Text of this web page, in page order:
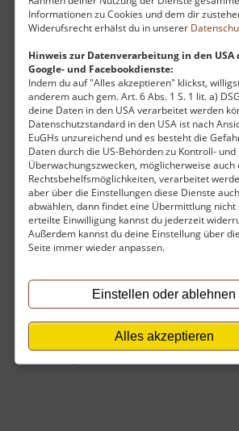
Informationen zu Cookies und dem dir
Widerufsrecht erhälst du in unserer
Hinweis zur Datenverarbeitung in den USA
Google- und Facebookdienste:
Indem du auf "Alles akzeptieren" klickst,
anderem auch gem. Art. 6 Abs. 1 S. 1 lit. a)
deine Daten in den USA verarbeitet werden
Datenschutzstandard in den USA ist nach
EuGHs unzureichend und es besteht die
Daten durch die US-Behörden zu Kontroll- und
Überwachungszwecken, möglicherweise auch
Rechtsbehelfsmöglichkeiten, verarbeitet
aber über die Einstellungen diese Dienste
abwählen, dann findet eine Übermittlung nicht
erteilte Einwilligung kannst du jederzeit
Außerdem kannst du deine Einstellung über
Seite immer wieder anpassen.
Einstellen oder ablehnen
Alles akzeptieren
Um dieses Projekt zu
hier Werbung
Einstellungen
Eintritt
Der Eintritt ist kostenlos.